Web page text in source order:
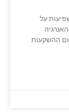
על
ההשקעות